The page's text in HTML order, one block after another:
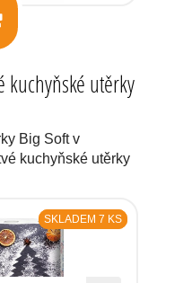
kuchyňské utěrky
Big Soft v
kuchyňské utěrky
SKLADEM 7 KS